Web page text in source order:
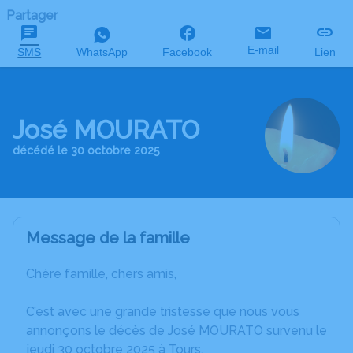
Partager
SMS WhatsApp Facebook E-mail Lien
José MOURATO
décédé le 30 octobre 2025
Message de la famille
Chère famille, chers amis,
C’est avec une grande tristesse que nous vous
annonçons le décès de José MOURATO survenu le
jeudi 30 octobre 2025 à Tours.